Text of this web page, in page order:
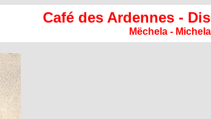
Café des Ardennes-
Mëchela -